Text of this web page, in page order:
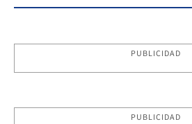
PUBLICIDAD
PUBLICIDAD